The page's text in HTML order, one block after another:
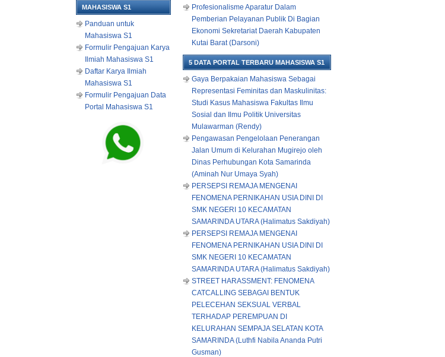
MAHASISWA S1
Panduan untuk
Mahasiswa S1
Formulir Pengajuan Karya
Ilmiah Mahasiswa S1
Daftar Karya Ilmiah
Mahasiswa S1
Formulir Pengajuan Data
Portal Mahasiswa S1
Profesionalisme Aparatur Dalam
Pemberian Pelayanan Publik Di Bagian
Ekonomi Sekretariat Daerah Kabupaten
Kutai Barat (Darsoni)
5 DATA PORTAL TERBARU MAHASISWA S1
Gaya Berpakaian Mahasiswa Sebagai
Representasi Feminitas dan Maskulinitas:
Studi Kasus Mahasiswa Fakultas Ilmu
Sosial dan Ilmu Politik Universitas
Mulawarman (Rendy)
Pengawasan Pengelolaan Penerangan
Jalan Umum di Kelurahan Mugirejo oleh
Dinas Perhubungan Kota Samarinda
(Aminah Nur Umaya Syah)
PERSEPSI REMAJA MENGENAI
FENOMENA PERNIKAHAN USIA DINI DI
SMK NEGERI 10 KECAMATAN
SAMARINDA UTARA (Halimatus Sakdiyah)
PERSEPSI REMAJA MENGENAI
FENOMENA PERNIKAHAN USIA DINI DI
SMK NEGERI 10 KECAMATAN
SAMARINDA UTARA (Halimatus Sakdiyah)
STREET HARASSMENT: FENOMENA
CATCALLING SEBAGAI BENTUK
PELECEHAN SEKSUAL VERBAL
TERHADAP PEREMPUAN DI
KELURAHAN SEMPAJA SELATAN KOTA
SAMARINDA (Luthfi Nabila Ananda Putri
Gusman)